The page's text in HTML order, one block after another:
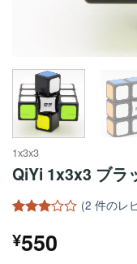
1x3x3
QiYi 1x3x3 ブラ
用者評
価に基
(2 件のレ
¥550